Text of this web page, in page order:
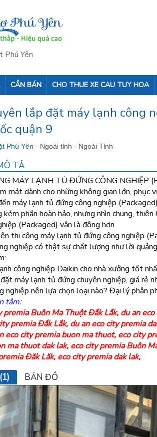
Phú Yên
CẦN BÁN CHO THUE XE CAU TUY HOA
lắp đặt máy lạnh công
quận 9
Phú Yên - Ngoài tỉnh - Ngoài Tỉnh
TẢ
MÁY LẠNH TỦ ĐỨNG CÔNG NGHIỆP
mát dành cho những không gian lớn, phục
máy lạnh tủ đứng công nghiệp
kém phần hoàn hảo, nhưng nhìn chung,
(Packaged) vẫn là đông hơn.
thi công máy lạnh tủ đứng công nghiệp
nghiệp có thật sự chất lượng như lời
công nghiệp Daikin cho nhà xưởng tốt
máy lạnh tủ đứng chuyên nghiệp, giá rẻ
nghiệp nên lựa chọn loại nào? Đại lý phân
tâm:
premia Buôn Ma Thuột Đắk Lắk, du an
premia Đắk Lắk, du an eco city premia
eco city premia buon ma thuot, eco city
ma thuot dak lak, eco city premia Buôn
Đăk Lăk, eco city premia dak lak,
(1) BẢN ĐỒ